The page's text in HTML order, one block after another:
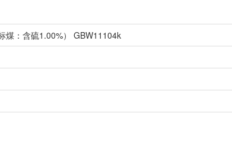
煤：含硫1.00%） GBW11104k